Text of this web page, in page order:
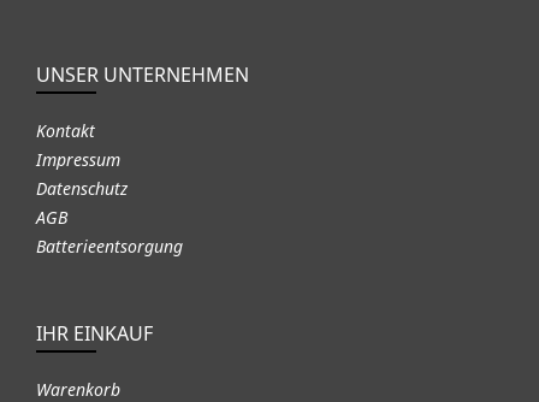
UNSER UNTERNEHMEN
Kontakt
Impressum
Datenschutz
AGB
Batterieentsorgung
IHR EINKAUF
Warenkorb